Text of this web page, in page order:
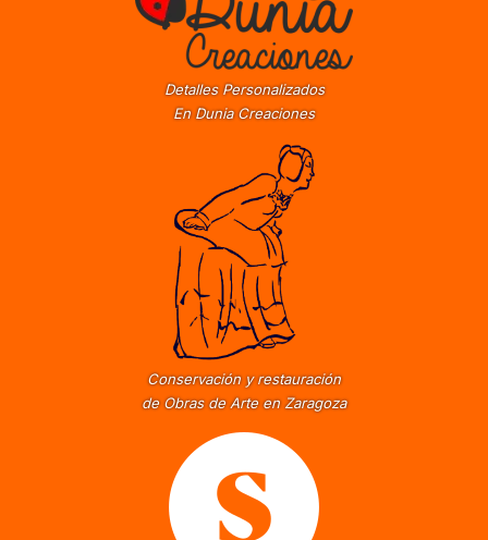
Detalles Personalizados
En Dunia Creaciones
Conservación y restauración
de Obras de Arte en Zaragoza